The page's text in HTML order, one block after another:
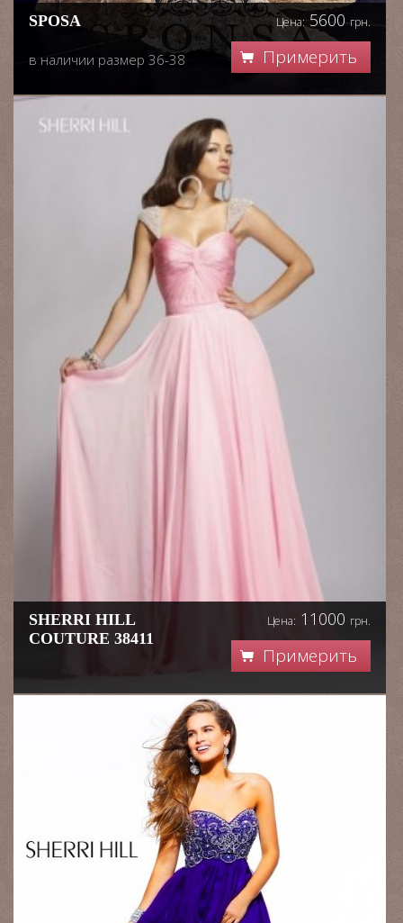
SPOSA
в наличии размер 36-38
Цена: 5600грн.
Примерить
SHERRI HILL
COUTURE 38411
Цена: 11000 грн.
Примерить